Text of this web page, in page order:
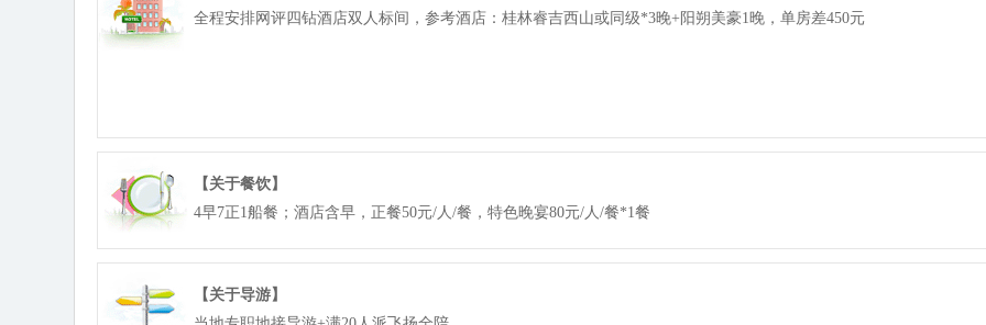
全程安排网评四钻酒店双人标间，参考酒店：桂林睿吉西山或同级*3晚+阳朔美豪1晚，单房差450元
【关于餐饮】
4早7正1船餐；酒店含早，正餐50元/人/餐，特色晚宴80元/人/餐*1餐
【关于导游】